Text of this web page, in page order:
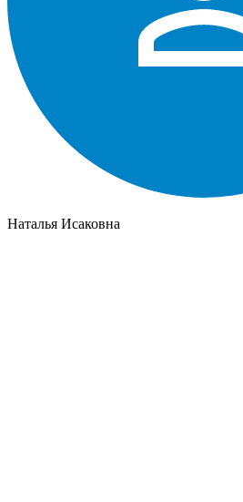
Наталья Исаковна